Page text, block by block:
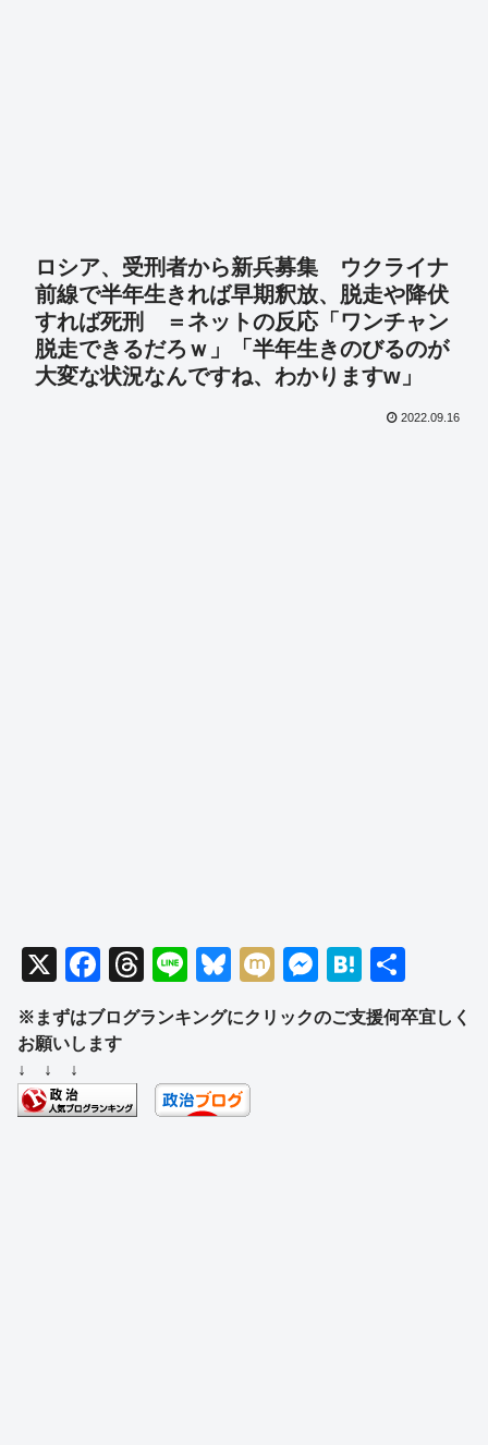
ロシア、受刑者から新兵募集 ウクライナ
前線で半年生きれば早期釈放、脱走や降伏
すれば死刑 ＝ネットの反応「ワンチャン
脱走できるだろｗ」「半年生きのびるのが
大変な状況なんですね、わかりますw」
2022.09.16
X
F
a
c
b
T
hr
e
d
Li
n
e
Bl
e
y
M
ixi
M
ss
H
at
e
有
※まずはブログランキングにクリックのご支援何卒宜しく
お願いします
↓ ↓ ↓